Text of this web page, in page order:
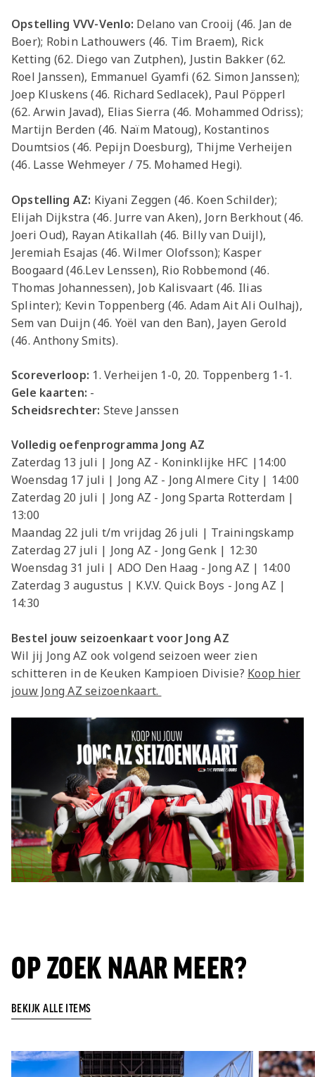
Opstelling VVV-Venlo: Delano van Crooij (46. Jan de
Boer); Robin Lathouwers (46. Tim Braem), Rick
Ketting (62. Diego van Zutphen), Justin Bakker (62.
Roel Janssen), Emmanuel Gyamfi (62. Simon Janssen);
Joep Kluskens (46. Richard Sedlacek), Paul Pöpperl
(62. Arwin Javad), Elias Sierra (46. Mohammed Odriss);
Martijn Berden (46. Naïm Matoug), Kostantinos
Doumtsios (46. Pepijn Doesburg), Thijme Verheijen
(46. Lasse Wehmeyer / 75. Mohamed Hegi).
Opstelling AZ: Kiyani Zeggen (46. Koen Schilder);
Elijah Dijkstra (46. Jurre van Aken), Jorn Berkhout (46.
Joeri Oud), Rayan Atikallah (46. Billy van Duijl),
Jeremiah Esajas (46. Wilmer Olofsson); Kasper
Boogaard (46.Lev Lenssen), Rio Robbemond (46.
Thomas Johannessen), Job Kalisvaart (46. Ilias
Splinter); Kevin Toppenberg (46. Adam Ait Ali Oulhaj),
Sem van Duijn (46. Yoël van den Ban), Jayen Gerold
(46. Anthony Smits).
Scoreverloop: 1. Verheijen 1-0, 20. Toppenberg 1-1.
Gele kaarten: -
Scheidsrechter: Steve Janssen
Volledig oefenprogramma Jong AZ
Zaterdag 13 juli | Jong AZ - Koninklijke HFC |14:00
Woensdag 17 juli | Jong AZ - Jong Almere City | 14:00
Zaterdag 20 juli | Jong AZ - Jong Sparta Rotterdam |
13:00
Maandag 22 juli t/m vrijdag 26 juli | Trainingskamp
Zaterdag 27 juli | Jong AZ - Jong Genk | 12:30
Woensdag 31 juli | ADO Den Haag - Jong AZ | 14:00
Zaterdag 3 augustus | K.V.V. Quick Boys - Jong AZ |
14:30
Bestel jouw seizoenkaart voor Jong AZ
Wil jij Jong AZ ook volgend seizoen weer zien
schitteren in de Keuken Kampioen Divisie? Koop hier
jouw Jong AZ seizoenkaart.
OP ZOEK NAAR MEER?
BEKIJK ALLE ITEMS